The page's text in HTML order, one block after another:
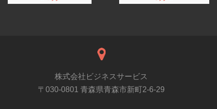
株式会社ビジネスサービス
〒030-0801 青森県青森市新町2-6-29